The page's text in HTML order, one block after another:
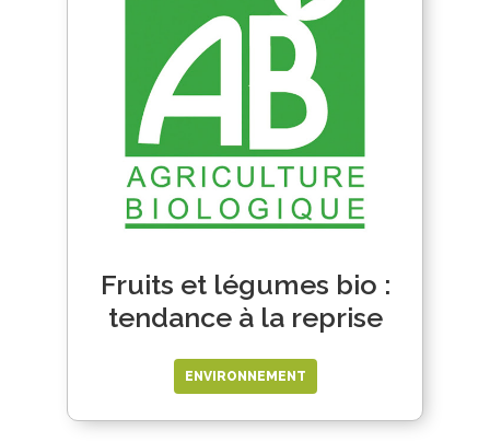
Fruits et légumes bio :
tendance à la reprise
ENVIRONNEMENT